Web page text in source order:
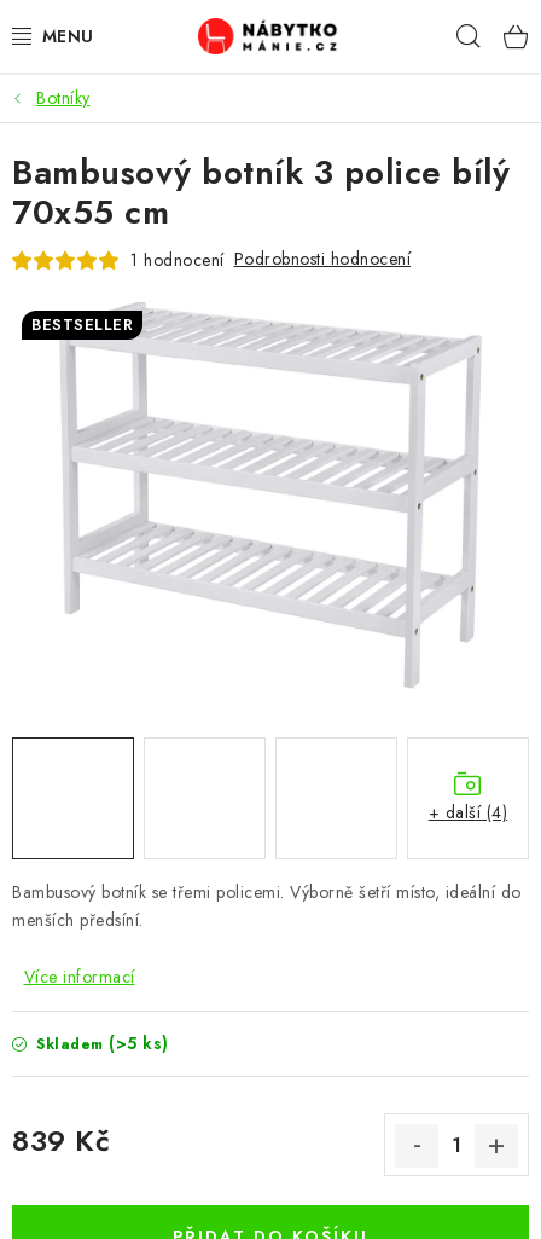
na
OBÝVACÍ POKOJ
KUCHYŇ A JÍDELNA
LOŽNICE
KANCELÁŘ / PRACOVNA
KOUPELNA A WC
CHOVATELSKÉ POTŘEBY
DOPLŇKY A DEKORACE
OSTATNÍ
VÝPRODEJ
Vše o nákupu
Kontakty
Bonusový program NBM+
Botníky
Bambusový botník se třemi policemi. Výborně šetří místo, ideální do
menších předsíní.
Více informací
Skladem (>5 ks)
839 Kč
Bambusový botník 3 police bílý
70x55 cm
1 hodnocení Podrobnosti hodnocení
BESTSELLER
+ další (4)